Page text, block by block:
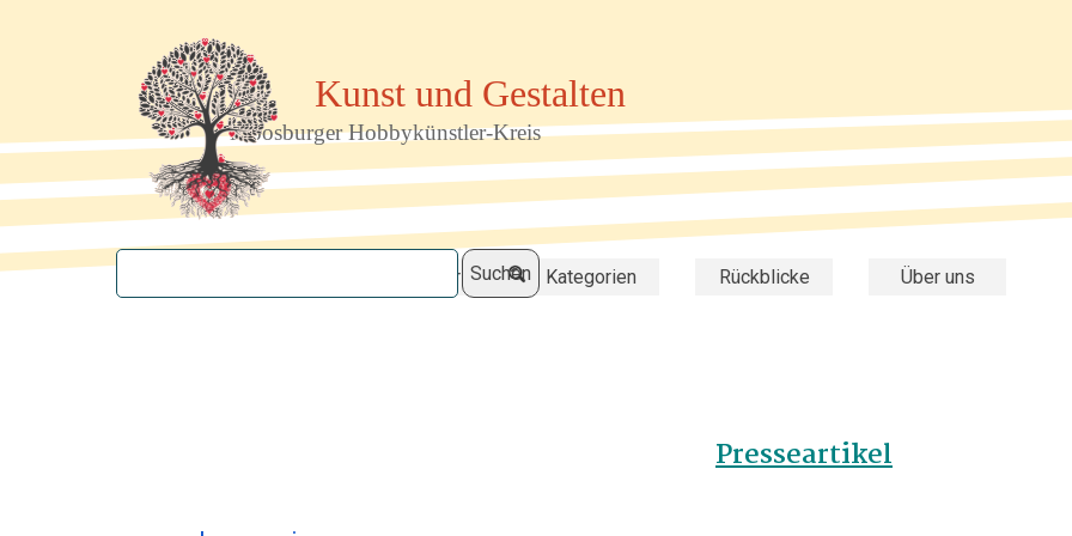
Kunst und Gestalten
Menü überspringen
Mitglieder ▼
Kategorien ▼
Rückblicke ▼
Über uns
Moosburger Hobbykünstler-Kreis
Suchen
Presseartikel